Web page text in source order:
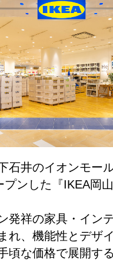
石井のイオンモー
ンした『IKEA岡山
発祥の家具・イン
れ、機能性とデザ
頃な価格で展開す